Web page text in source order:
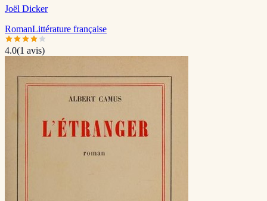
Joël Dicker
RomanLittérature française
4.0(1 avis)